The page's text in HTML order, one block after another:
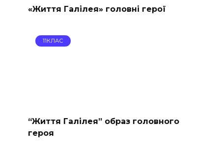
«Життя Галілея» головні герої
11КЛАС
“Життя Галілея” образ головного
героя